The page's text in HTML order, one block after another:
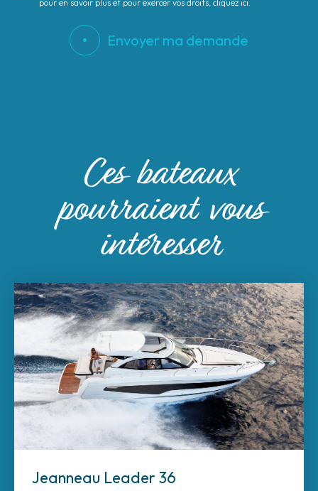
pour en savoir plus et pour exercer vos droits, cliquez ici.
Envoyer ma demande
Ces bateaux
pourraient vous
intéresser
Jeanneau Leader 36